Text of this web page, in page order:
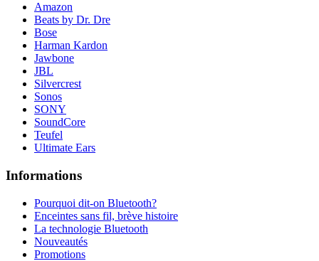
Amazon
Beats by Dr. Dre
Bose
Harman Kardon
Jawbone
JBL
Silvercrest
Sonos
SONY
SoundCore
Teufel
Ultimate Ears
Informations
Pourquoi dit-on Bluetooth?
Enceintes sans fil, brève histoire
La technologie Bluetooth
Nouveautés
Promotions